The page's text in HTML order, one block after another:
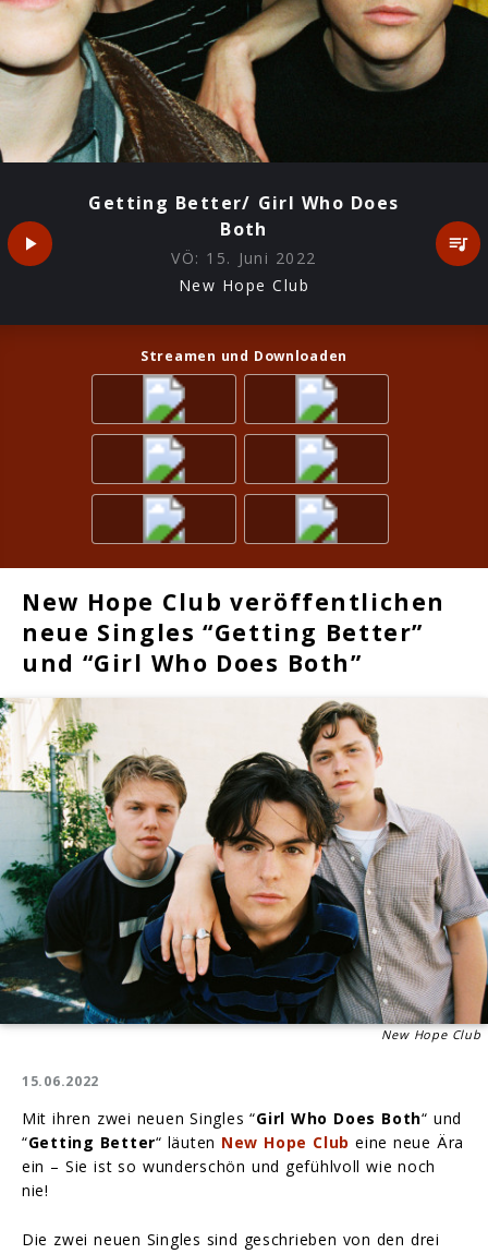
Getting Better/ Girl Who Does
Both
VÖ: 15. Juni 2022
New Hope Club
Streamen und Downloaden
New Hope Club veröffentlichen
neue Singles “Getting Better”
und “Girl Who Does Both”
New Hope Club
15.06.2022
Mit ihren zwei neuen Singles “Girl Who Does Both“ und
“Getting Better“ läuten New Hope Club eine neue Ära
ein – Sie ist so wunderschön und gefühlvoll wie noch
nie!
Die zwei neuen Singles sind geschrieben von den drei